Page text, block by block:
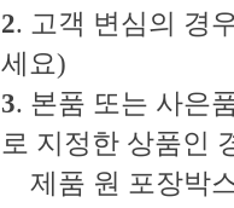
2. 고객 변심의 경
세요)
3. 본품 또는 사은
로 지정한 상품인
제품 원 포장박